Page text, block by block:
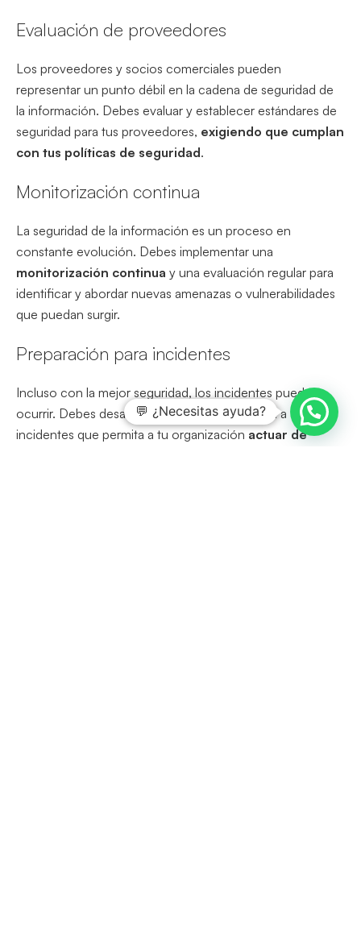
Evaluación de proveedores
Los proveedores y socios comerciales pueden
representar un punto débil en la cadena de seguridad de
la información. Debes evaluar y establecer estándares de
seguridad para tus proveedores, exigiendo que cumplan
con tus políticas de seguridad.
Monitorización continua
La seguridad de la información es un proceso en
constante evolución. Debes implementar una
monitorización continua y una evaluación regular para
identificar y abordar nuevas amenazas o vulnerabilidades
que puedan surgir.
Preparación para incidentes
Incluso con la mejor seguridad, los incidentes pueden
ocurrir. Debes desarrollar un plan de respuesta a
incidentes que permita a tu organización actuar de
💬 ¿Necesitas ayuda?